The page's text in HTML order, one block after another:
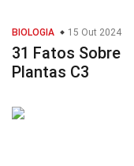
BIOLOGIA 15 Out 2024
31 Fatos Sobre
Plantas C3